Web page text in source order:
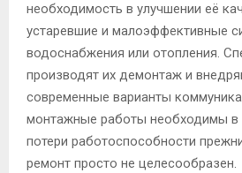
необходимость в улучшении её
устаревшие и малоэффективные
водоснабжения или отопления.
производят их демонтаж и
современные варианты
монтажные работы необходимы в
потери работоспособности
ремонт просто не целесообразен.